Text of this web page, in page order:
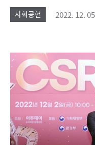
사회공헌 2022. 12. 05